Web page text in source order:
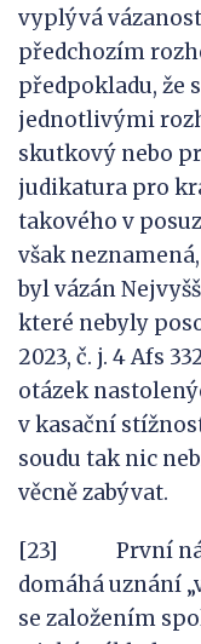
vyplývá
předchozím
předpokladu, že
jednotlivými
skutkový nebo
judikatura pro
takového v
však
byl vázán
které nebyly
2023, č. j. 4 Afs
otázek
v kasační
soudu tak nic
věcně zabývat.
[23] První
domáhá uznání
se založením